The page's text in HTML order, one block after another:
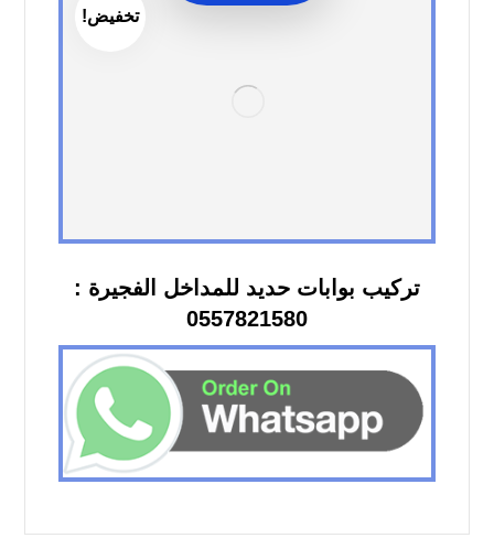
تخفيض!
تركيب بوابات حديد للمداخل الفجيرة :
0557821580